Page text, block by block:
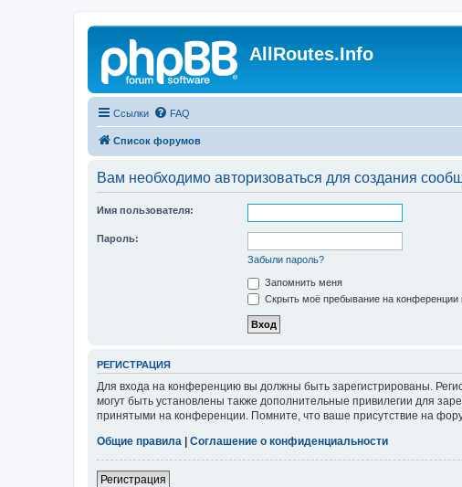
AllRoutes.Info
Ссылки FAQ
Список форумов
Вам необходимо авторизоваться для создания
Имя пользователя:
Пароль:
Забыли пароль?
Запомнить меня
Скрыть моё пребывание на конференции
РЕГИСТРАЦИЯ
Для входа на конференцию вы должны быть зарегистрированы.
могут быть установлены также дополнительные привилегии для
принятыми на конференции. Помните, что ваше присутствие на
Общие правила | Соглашение о конфиденциальности
Регистрация